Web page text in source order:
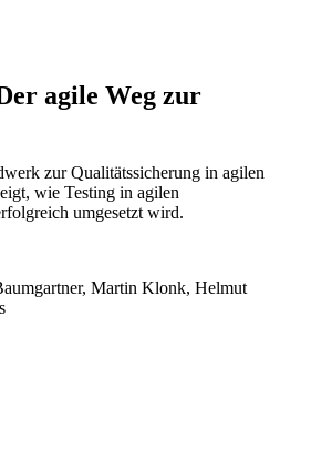
agile Weg zur
zur Qualitätssicherung in agilen
wie Testing in agilen
umgesetzt wird.
Martin Klonk, Helmut